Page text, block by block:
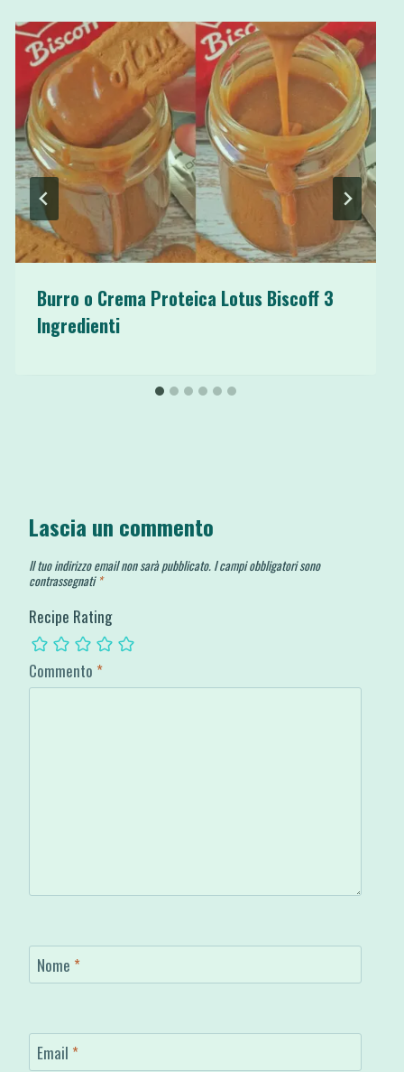
Burro o Crema Proteica Lotus Biscoff 3
Ingredienti
Lascia un commento
Il tuo indirizzo email non sarà pubblicato. I campi obbligatori sono
contrassegnati *
Recipe Rating
Commento *
Nome *
Email *